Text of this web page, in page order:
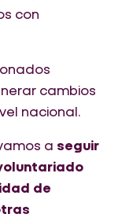
con
cambios
nacional.
a seguir
de